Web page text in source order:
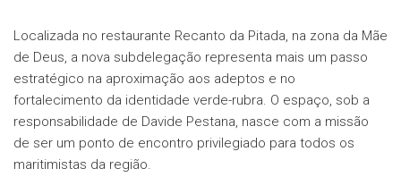
Localizada no restaurante Recanto da Pitada, na zona da Mãe
de Deus, a nova subdelegação representa mais um passo
estratégico na aproximação aos adeptos e no
fortalecimento da identidade verde-rubra. O espaço, sob a
responsabilidade de Davide Pestana, nasce com a missão
de ser um ponto de encontro privilegiado para todos os
maritimistas da região.